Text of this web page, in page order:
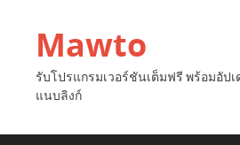
Mawto
รับโปรแกรมเวอร์ชันเต็มฟรี พร้อมอัป
แนบลิงก์